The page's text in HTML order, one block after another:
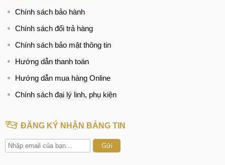
Chính sách bảo hành
Chính sách đổi trả hàng
Chính sách bảo mật thông tin
Hướng dẫn thanh toán
Hướng dẫn mua hàng Online
Chính sách đại lý linh, phụ kiện
ĐĂNG KÝ NHẬN BẢNG TIN
Gửi